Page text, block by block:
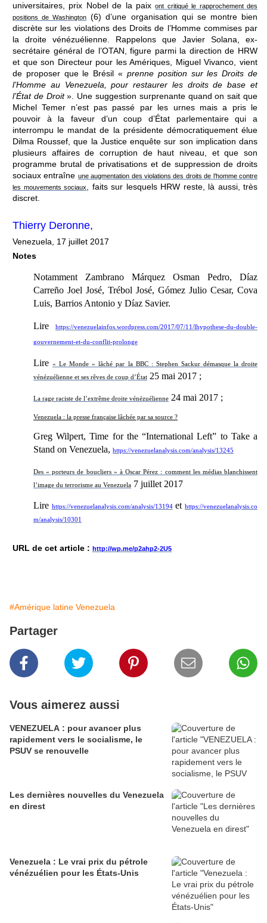
universitaires, prix Nobel de la paixont critiqué le rapprochement des
positions de Washington (6) d’une organisation qui se montre bien
discrète sur les violations des Droits de l’Homme commises par
la droite vénézuélienne. Rappelons que Javier Solana, ex-
secrétaire général de l’OTAN, figure parmi la direction de HRW
et que son Directeur pour les Amériques, Miguel Vivanco, vient
de proposer que le Brésil « prenne position sur les Droits de
l’Homme au Venezuela, pour restaurer les droits de base et
l’État de Droit». Une suggestion surprenante quand on sait que
Michel Temer n’est pas passé par les urnes mais a pris le
pouvoir à la faveur d’un coup d’État parlementaire qui a
interrompu le mandat de la présidente démocratiquement élue
Dilma Roussef, que la Justice enquête sur son implication dans
plusieurs affaires de corruption de haut niveau, et que son
programme brutal de privatisations et de suppression de droits
sociaux entraîne une augmentation des violations des droits de l’homme contre
les mouvements sociaux
, faits sur lesquels HRW reste, là aussi, très
discret.
Thierry Deronne,
Venezuela, 17 juillet 2017
Notes
Notamment Zambrano Márquez Osman Pedro, Díaz
Carreño Joel José, Trébol José, Gómez Julio Cesar, Cova
Luis, Barrios Antonio y Díaz Savier.
Lire https://venezuelainfos.wordpress.com/2017/07/11/lhypothese-du-double-
gouvernement-et-du-conflit-prolonge
Lire« Le Monde » lâché par la BBC : Stephen Sackur démasque la droite
vénézuélienne et ses rêves de coup d’État 25 mai 2017 ;
La rage raciste de l’extrême droite vénézuélienne 24 mai 2017 ;
Venezuela : la presse française lâchée par sa source ?
Greg Wilpert, Time for the “International Left” to Take a
Stand on Venezuela, https://venezuelanalysis.com/analysis/13245
Des « porteurs de boucliers » à Oscar Pérez : comment les médias blanchissent
l’image du terrorisme au Venezuela 7 juillet 2017
Lire https://venezuelanalysis.com/analysis/13194ethttps://venezuelanalysis.co
m/analysis/10301
URL de cet article : http://wp.me/p2ahp2-2U5
#Amérique latine Venezuela
Partager
Vous aimerez aussi
VENEZUELA : pour avancer plus
rapidement vers le socialisme, le
PSUV se renouvelle
Les dernières nouvelles du Venezuela
en direst
Venezuela : Le vrai prix du pétrole
vénézuélien pour les États-Unis